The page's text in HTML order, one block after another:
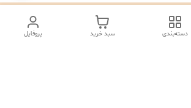
پروفایل سبد خرید دسته‌بندی